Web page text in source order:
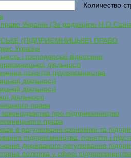
Количество
України (За редакцією
(ПІДПРИЄМНИЦЬКЕ) ПРАВО
України
і господарські відносини
діяльності
поняття підприємництва
діяльності
діяльності
діяльності
права
про підприємництво
права
в регулюванні економіки та
підприємництва: поняття і
державного регулювання
політика у сфері